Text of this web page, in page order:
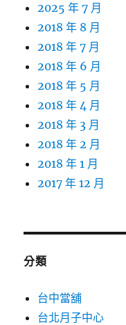
2025 年 7 月
2018 年 8 月
2018 年 7 月
2018 年 6 月
2018 年 5 月
2018 年 4 月
2018 年 3 月
2018 年 2 月
2018 年 1 月
2017 年 12 月
分類
台中當舖
台北月子中心